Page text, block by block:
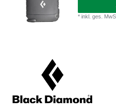
*inkl. ges.